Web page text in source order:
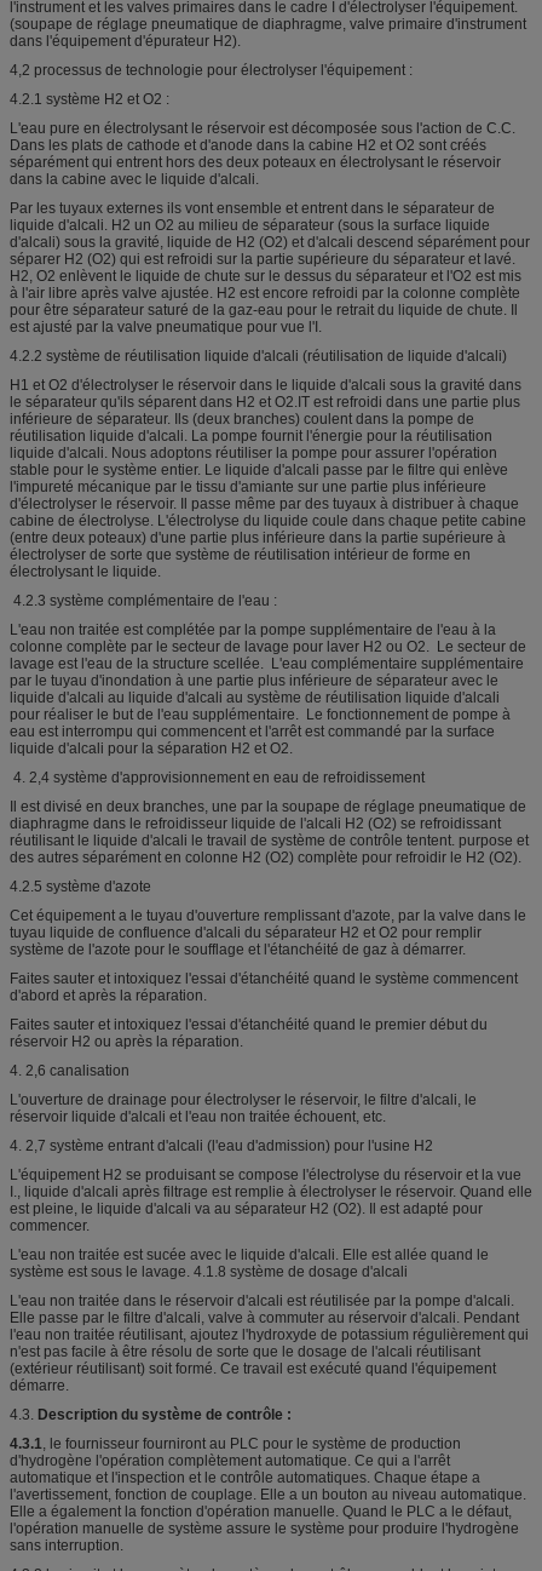
l'instrument et les valves primaires dans le cadre I d'électrolyser l'équipement.
(soupape de réglage pneumatique de diaphragme, valve primaire d'instrument
dans l'équipement d'épurateur H2).
4,2 processus de technologie pour électrolyser l'équipement :
4.2.1 système H2 et O2 :
L'eau pure en électrolysant le réservoir est décomposée sous l'action de C.C.
Dans les plats de cathode et d'anode dans la cabine H2 et O2 sont créés
séparément qui entrent hors des deux poteaux en électrolysant le réservoir
dans la cabine avec le liquide d'alcali.
Par les tuyaux externes ils vont ensemble et entrent dans le séparateur de
liquide d'alcali. H2 un O2 au milieu de séparateur (sous la surface liquide
d'alcali) sous la gravité, liquide de H2 (O2) et d'alcali descend séparément pour
séparer H2 (O2) qui est refroidi sur la partie supérieure du séparateur et lavé.
H2, O2 enlèvent le liquide de chute sur le dessus du séparateur et l'O2 est mis
à l'air libre après valve ajustée. H2 est encore refroidi par la colonne complète
pour être séparateur saturé de la gaz-eau pour le retrait du liquide de chute. Il
est ajusté par la valve pneumatique pour vue l'I.
4.2.2 système de réutilisation liquide d'alcali (réutilisation de liquide d'alcali)
H1 et O2 d'électrolyser le réservoir dans le liquide d'alcali sous la gravité dans
le séparateur qu'ils séparent dans H2 et O2.IT est refroidi dans une partie plus
inférieure de séparateur. Ils (deux branches) coulent dans la pompe de
réutilisation liquide d'alcali. La pompe fournit l'énergie pour la réutilisation
liquide d'alcali. Nous adoptons réutiliser la pompe pour assurer l'opération
stable pour le système entier. Le liquide d'alcali passe par le filtre qui enlève
l'impureté mécanique par le tissu d'amiante sur une partie plus inférieure
d'électrolyser le réservoir. Il passe même par des tuyaux à distribuer à chaque
cabine de électrolyse. L'électrolyse du liquide coule dans chaque petite cabine
(entre deux poteaux) d'une partie plus inférieure dans la partie supérieure à
électrolyser de sorte que système de réutilisation intérieur de forme en
électrolysant le liquide.
4.2.3 système complémentaire de l'eau :
L'eau non traitée est complétée par la pompe supplémentaire de l'eau à la
colonne complète par le secteur de lavage pour laver H2 ou O2. Le secteur de
lavage est l'eau de la structure scellée. L'eau complémentaire supplémentaire
par le tuyau d'inondation à une partie plus inférieure de séparateur avec le
liquide d'alcali au liquide d'alcali au système de réutilisation liquide d'alcali
pour réaliser le but de l'eau supplémentaire. Le fonctionnement de pompe à
eau est interrompu qui commencent et l'arrêt est commandé par la surface
liquide d'alcali pour la séparation H2 et O2.
4. 2,4 système d'approvisionnement en eau de refroidissement
Il est divisé en deux branches, une par la soupape de réglage pneumatique de
diaphragme dans le refroidisseur liquide de l'alcali H2 (O2) se refroidissant
réutilisant le liquide d'alcali le travail de système de contrôle tentent. purpose et
des autres séparément en colonne H2 (O2) complète pour refroidir le H2 (O2).
4.2.5 système d'azote
Cet équipement a le tuyau d'ouverture remplissant d'azote, par la valve dans le
tuyau liquide de confluence d'alcali du séparateur H2 et O2 pour remplir
système de l'azote pour le soufflage et l'étanchéité de gaz à démarrer.
Faites sauter et intoxiquez l'essai d'étanchéité quand le système commencent
d'abord et après la réparation.
Faites sauter et intoxiquez l'essai d'étanchéité quand le premier début du
réservoir H2 ou après la réparation.
4. 2,6 canalisation
L'ouverture de drainage pour électrolyser le réservoir, le filtre d'alcali, le
réservoir liquide d'alcali et l'eau non traitée échouent, etc.
4. 2,7 système entrant d'alcali (l'eau d'admission) pour l'usine H2
L'équipement H2 se produisant se compose l'électrolyse du réservoir et la vue
I., liquide d'alcali après filtrage est remplie à électrolyser le réservoir. Quand elle
est pleine, le liquide d'alcali va au séparateur H2 (O2). Il est adapté pour
commencer.
L'eau non traitée est sucée avec le liquide d'alcali. Elle est allée quand le
système est sous le lavage. 4.1.8 système de dosage d'alcali
L'eau non traitée dans le réservoir d'alcali est réutilisée par la pompe d'alcali.
Elle passe par le filtre d'alcali, valve à commuter au réservoir d'alcali. Pendant
l'eau non traitée réutilisant, ajoutez l'hydroxyde de potassium régulièrement qui
n'est pas facile à être résolu de sorte que le dosage de l'alcali réutilisant
(extérieur réutilisant) soit formé. Ce travail est exécuté quand l'équipement
démarre.
4.3. Description du système de contrôle :
4.3.1, le fournisseur fourniront au PLC pour le système de production
d'hydrogène l'opération complètement automatique. Ce qui a l'arrêt
automatique et l'inspection et le contrôle automatiques. Chaque étape a
l'avertissement, fonction de couplage. Elle a un bouton au niveau automatique.
Elle a également la fonction d'opération manuelle. Quand le PLC a le défaut,
l'opération manuelle de système assure le système pour produire l'hydrogène
sans interruption.